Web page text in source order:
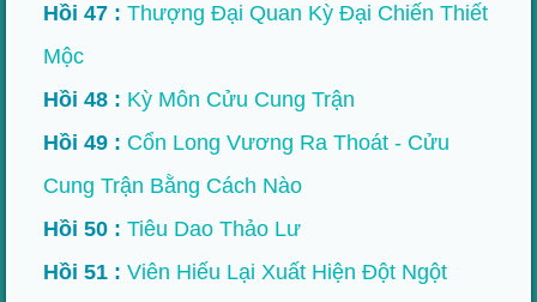
Hồi 47 : Thượng Đại Quan Kỳ Đại Chiến Thiết
Mộc
Hồi 48 : Kỳ Môn Cửu Cung Trận
Hồi 49 : Cổn Long Vương Ra Thoát - Cửu
Cung Trận Bằng Cách Nào
Hồi 50 : Tiêu Dao Thảo Lư
Hồi 51 : Viên Hiếu Lại Xuất Hiện Đột Ngột